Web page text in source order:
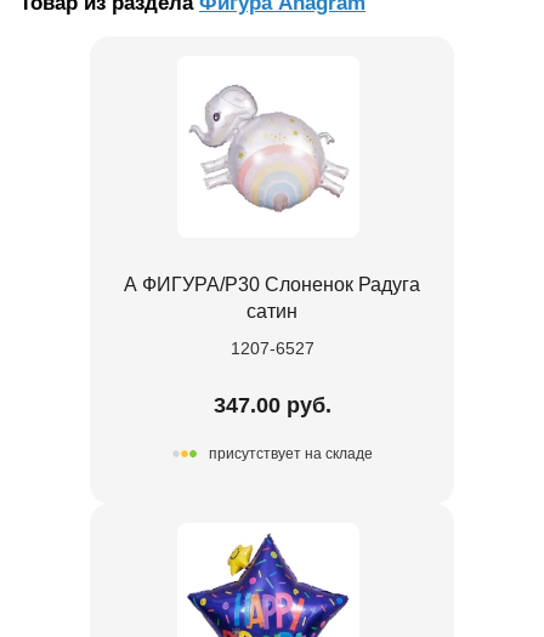
А ФИГУРА/P30 Слоненок Радуга
сатин
1207-6527
347.00 руб.
присутствует на складе